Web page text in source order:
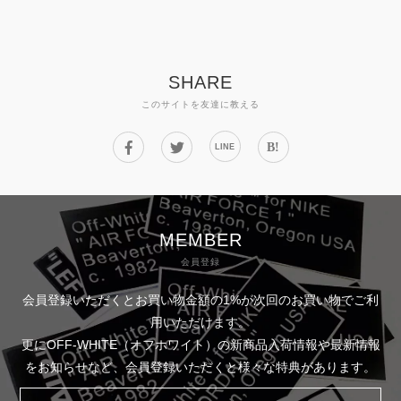
SHARE
このサイトを友達に教える
LINE B!
MEMBER
会員登録
会員登録いただくとお買い物金額の1%が次回のお買い物でご利
用いただけます。
更にOFF-WHITE（オフホワイト）の新商品入荷情報や最新情報
をお知らせなど、会員登録いただくと様々な特典があります。